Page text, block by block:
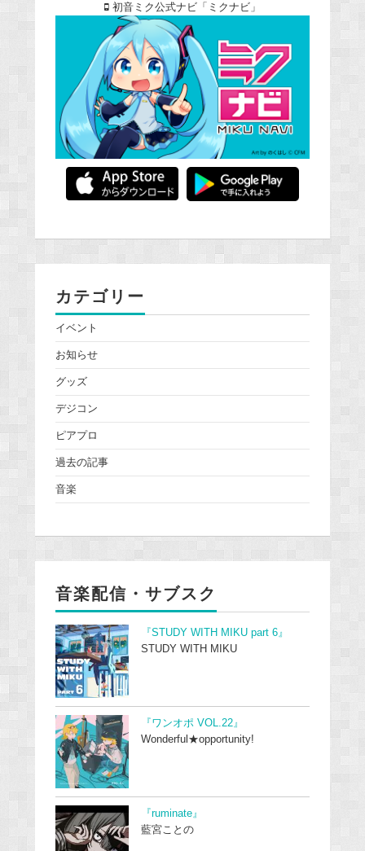
初音ミク公式ナビ「ミクナビ」
カテゴリー
イベント
お知らせ
グッズ
デジコン
ピアプロ
過去の記事
音楽
音楽配信・サブスク
『STUDY WITH MIKU part 6』
STUDY WITH MIKU
『ワンオポ VOL.22』
Wonderful★opportunity!
『ruminate』
藍宮ことの